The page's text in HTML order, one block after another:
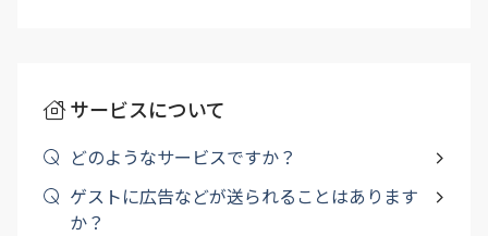
サービスについて
どのようなサービスですか？
ゲストに広告などが送られることはあります
か？